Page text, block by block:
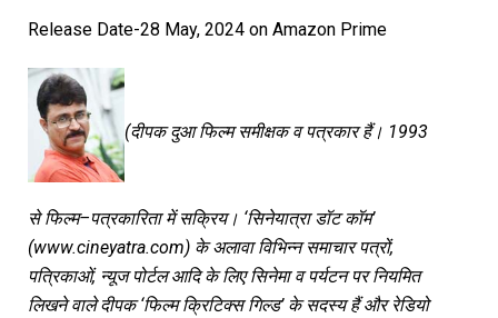
Release Date-28 May, 2024 on Amazon Prime
(दीपक दुआ फिल्म समीक्षक व पत्रकार हैं। 1993
से फिल्म–पत्रकारिता में सक्रिय। ‘सिनेयात्रा डॉट कॉम’
(www.cineyatra.com) के अलावा विभिन्न समाचार पत्रों,
पत्रिकाओं, न्यूज पोर्टल आदि के लिए सिनेमा व पर्यटन पर नियमित
लिखने वाले दीपक‘फिल्म क्रिटिक्स गिल्ड’ के सदस्य हैं और रेडियो